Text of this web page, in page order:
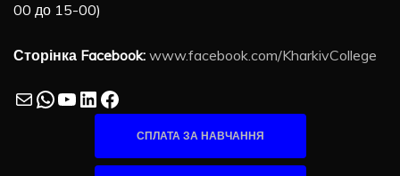
00 до 15-00)
Сторінка Facebook: www.facebook.com/KharkivCollege
MailWhatsApp
YouTube
LinkedIn
Facebook
СПЛАТА ЗА НАВЧАННЯ